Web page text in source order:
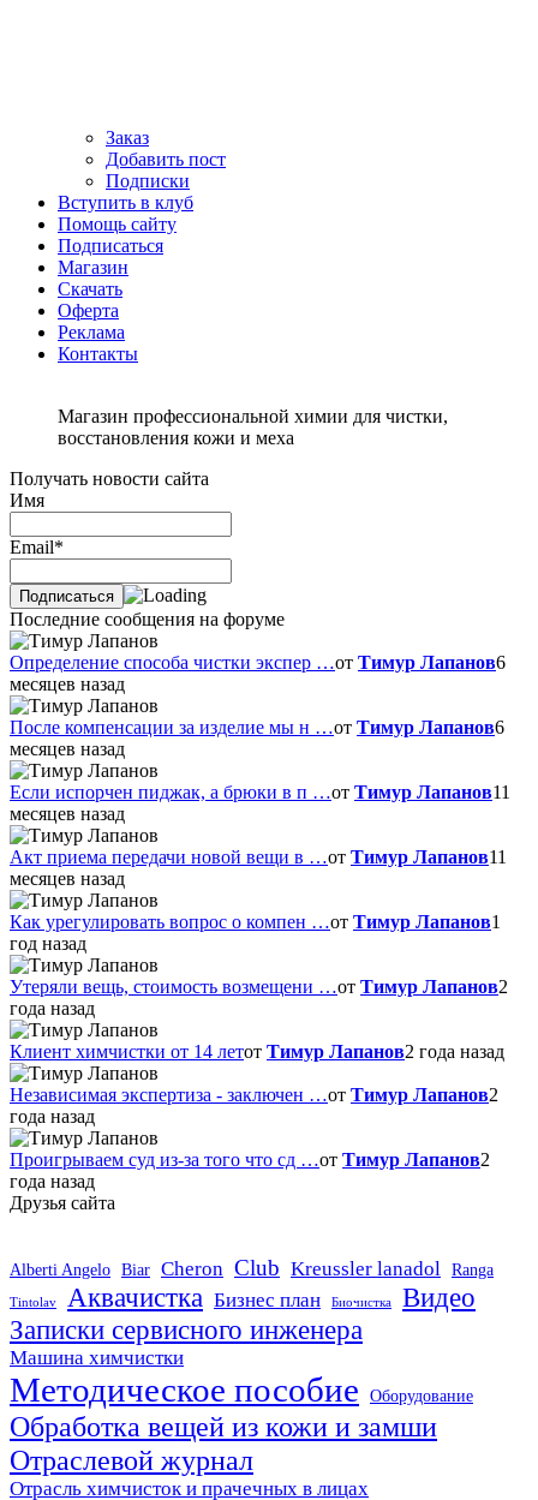
Заказ
Добавить пост
Подписки
Вступить в клуб
Помощь сайту
Подписаться
Магазин
Скачать
Оферта
Реклама
Контакты
Магазин профессиональной химии для чистки,
восстановления кожи и меха
Получать новости сайта
Имя
Email*
Последние сообщения на форуме
Определение способа чистки экспер …от Тимур Лапанов6
месяцев назад
После компенсации за изделие мы н …от Тимур Лапанов6
месяцев назад
Если испорчен пиджак, а брюки в п …от Тимур Лапанов11
месяцев назад
Акт приема передачи новой вещи в …от Тимур Лапанов11
месяцев назад
Как урегулировать вопрос о компен …от Тимур Лапанов1
год назад
Утеряли вещь, стоимость возмещени …от Тимур Лапанов2
года назад
Клиент химчистки от 14 летот Тимур Лапанов2 года назад
Независимая экспертиза - заключен …от Тимур Лапанов2
года назад
Проигрываем суд из-за того что сд …от Тимур Лапанов2
года назад
Друзья сайта
Alberti Angelo Biar Cheron Club Kreussler lanadol Ranga
Tintolav Аквачистка Бизнес план Биочистка
Видео
Записки сервисного инженера
Машина химчистки
Методическое пособие Оборудование
Обработка вещей из кожи и замши
Отраслевой журнал
Отрасль химчисток и прачечных в лицах
Использование Яндекс
Метрики и cookie
Наш сайт использует сервис Яндекс Метрика для
анализа поведения пользователей и улучшения